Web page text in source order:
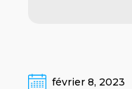
février 8, 2023